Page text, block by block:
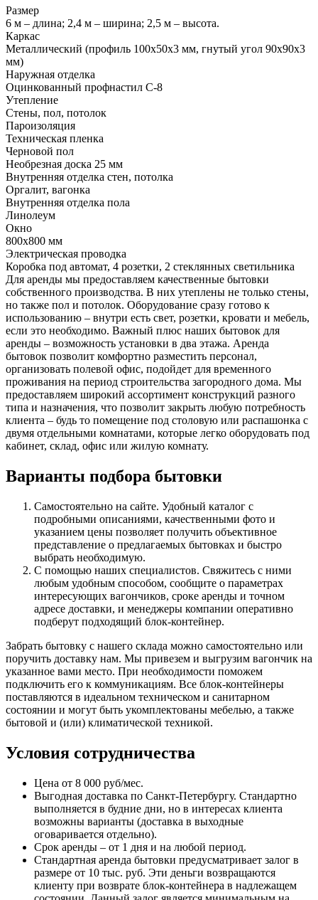
Размер
6 м – длина; 2,4 м – ширина; 2,5 м – высота.
Каркас
Металлический (профиль 100х50х3 мм, гнутый угол 90х90х3
мм)
Наружная отделка
Оцинкованный профнастил С-8
Утепление
Стены, пол, потолок
Пароизоляция
Техническая пленка
Черновой пол
Необрезная доска 25 мм
Внутренняя отделка стен, потолка
Оргалит, вагонка
Внутренняя отделка пола
Линолеум
Окно
800х800 мм
Электрическая проводка
Коробка под автомат, 4 розетки, 2 стеклянных светильника
Для аренды мы предоставляем качественные бытовки
собственного производства. В них утеплены не только стены,
но также пол и потолок. Оборудование сразу готово к
использованию – внутри есть свет, розетки, кровати и мебель,
если это необходимо. Важный плюс наших бытовок для
аренды – возможность установки в два этажа. Аренда
бытовок позволит комфортно разместить персонал,
организовать полевой офис, подойдет для временного
проживания на период строительства загородного дома. Мы
предоставляем широкий ассортимент конструкций разного
типа и назначения, что позволит закрыть любую потребность
клиента – будь то помещение под столовую или распашонка с
двумя отдельными комнатами, которые легко оборудовать под
кабинет, склад, офис или жилую комнату.
Варианты подбора бытовки
Самостоятельно на сайте. Удобный каталог с
подробными описаниями, качественными фото и
указанием цены позволяет получить объективное
представление о предлагаемых бытовках и быстро
выбрать необходимую.
С помощью наших специалистов. Свяжитесь с ними
любым удобным способом, сообщите о параметрах
интересующих вагончиков, сроке аренды и точном
адресе доставки, и менеджеры компании оперативно
подберут подходящий блок-контейнер.
Забрать бытовку с нашего склада можно самостоятельно или
поручить доставку нам. Мы привезем и выгрузим вагончик на
указанное вами место. При необходимости поможем
подключить его к коммуникациям. Все блок-контейнеры
поставляются в идеальном техническом и санитарном
состоянии и могут быть укомплектованы мебелью, а также
бытовой и (или) климатической техникой.
Условия сотрудничества
Цена от 8 000 руб/мес.
Выгодная доставка по Санкт-Петербургу. Стандартно
выполняется в будние дни, но в интересах клиента
возможны варианты (доставка в выходные
оговаривается отдельно).
Срок аренды – от 1 дня и на любой период.
Стандартная аренда бытовки предусматривает залог в
размере от 10 тыс. руб. Эти деньги возвращаются
клиенту при возврате блок-контейнера в надлежащем